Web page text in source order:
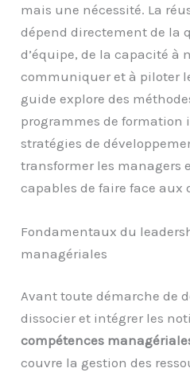
mais une nécessité. La
dépend directement de la
d’équipe, de la capacité à
communiquer et à piloter
guide explore des
programmes de formation
stratégies de
transformer les managers
capables de faire face aux
Fondamentaux du
managériales
Avant toute démarche de
dissocier et intégrer les
compétences
couvre la gestion des